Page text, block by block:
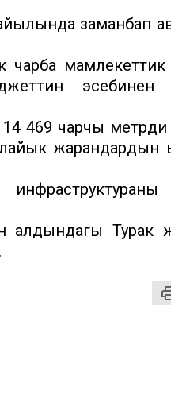
заманбап
мамлекеттик
эсебинен
469 чарчы метрди
жарандардын
алдындагы